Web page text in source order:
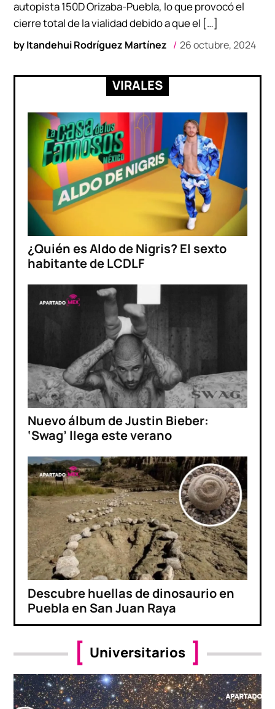
byItandehui Rodríguez Martínez 26 octubre, 2024
autopista 150D Orizaba-Puebla, lo que provocó el
cierre total de la vialidad debido a que el […]
VIRALES
¿Quién es Aldo de Nigris? El sexto
habitante de LCDLF
Nuevo álbum de Justin Bieber:
‘Swag’ llega este verano
Descubre huellas de dinosaurio en
Puebla en San Juan Raya
Universitarios